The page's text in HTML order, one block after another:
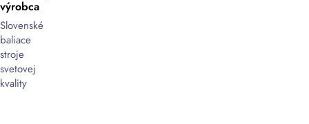
pre
efektívne
balenie
do
stretch
fólie,
výrobca
Slovenské
baliace
stroje
svetovej
kvality